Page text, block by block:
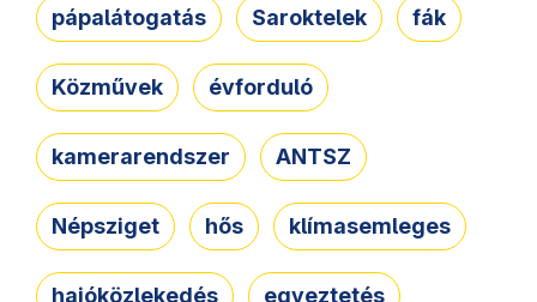
pápalátogatás Saroktelek fák
Közművek évforduló
kamerarendszer ANTSZ
Népsziget hős klímasemleges
hajóközlekedés egyeztetés